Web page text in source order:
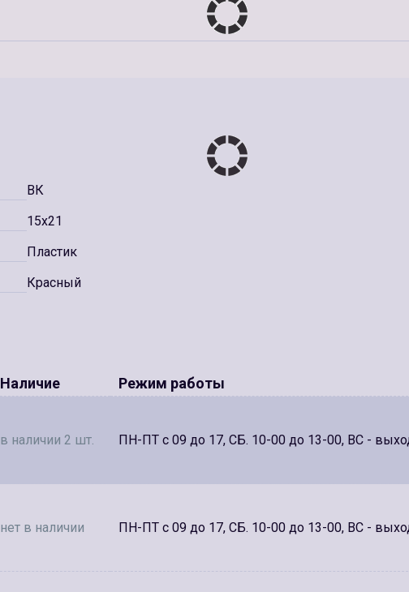
ВК
15x21
Пластик
Красный
Наличие Режим работы
в наличии 2 шт. ПН-ПТ с 09 до 17, СБ. 10-00 до 13-00, ВС -
нет в наличии ПН-ПТ с 09 до 17, СБ. 10-00 до 13-00, ВС -